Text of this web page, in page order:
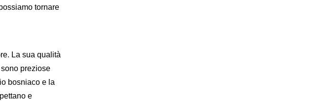
tornare
La sua qualità
preziose
bosniaco e la
e